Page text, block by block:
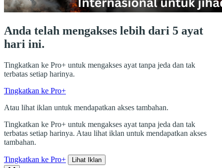
Anda telah mengakses lebih dari 5 ayat
hari ini.
Tingkatkan ke Pro+ untuk mengakses ayat tanpa jeda dan tak
terbatas setiap harinya.
Tingkatkan ke Pro+
Atau lihat iklan untuk mendapatkan akses tambahan.
Tingkatkan ke Pro+ untuk mengakses ayat tanpa jeda dan tak
terbatas setiap harinya. Atau lihat iklan untuk mendapatkan akses
tambahan.
Tingkatkan ke Pro+ Lihat Iklan